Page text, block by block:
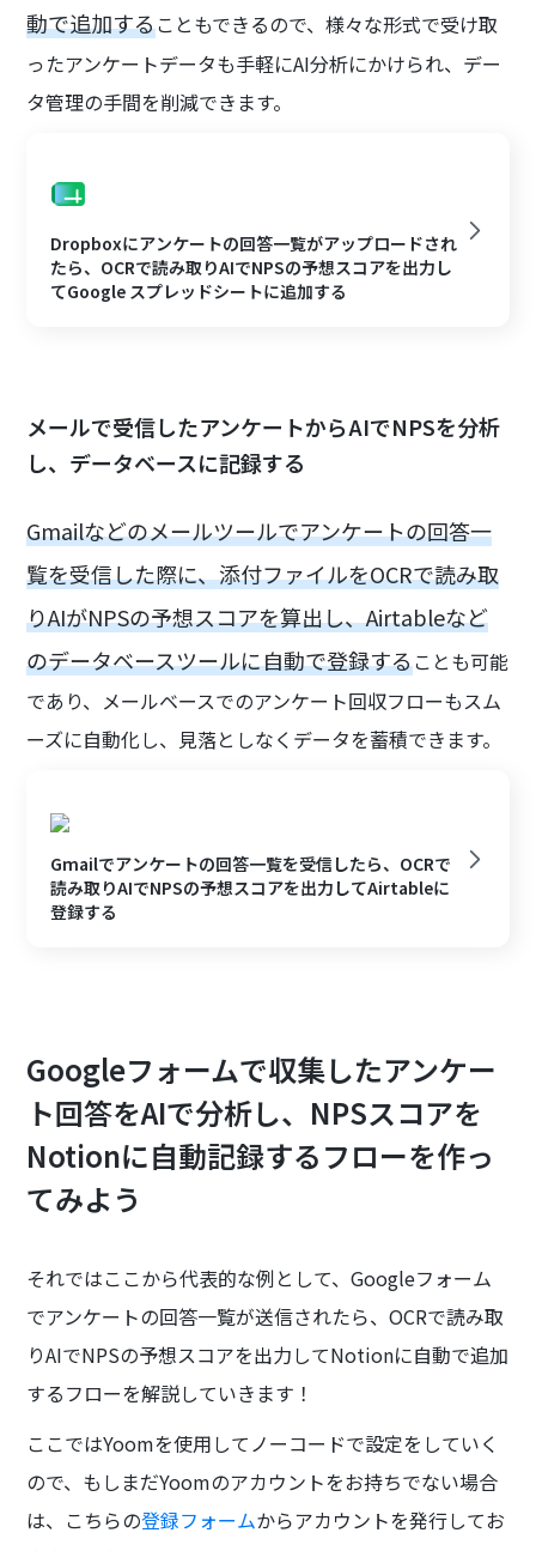
動で追加することもできるので、様々な形式で受け取
ったアンケートデータも手軽にAI分析にかけられ、デー
タ管理の手間を削減できます。
Dropboxにアンケートの回答一覧がアップロードされ
たら、OCRで読み取りAIでNPSの予想スコアを出力し
てGoogle スプレッドシートに追加する
メールで受信したアンケートからAIでNPSを分析
し、データベースに記録する
Gmailなどのメールツールでアンケートの回答一
覧を受信した際に、添付ファイルをOCRで読み取
りAIがNPSの予想スコアを算出し、Airtableなど
のデータベースツールに自動で登録することも可能
であり、メールベースでのアンケート回収フローもスム
ーズに自動化し、見落としなくデータを蓄積できます。
Gmailでアンケートの回答一覧を受信したら、OCRで
読み取りAIでNPSの予想スコアを出力してAirtableに
登録する
Googleフォームで収集したアンケー
ト回答をAIで分析し、NPSスコアを
Notionに自動記録するフローを作っ
てみよう
それではここから代表的な例として、Googleフォーム
でアンケートの回答一覧が送信されたら、OCRで読み取
りAIでNPSの予想スコアを出力してNotionに自動で追加
するフローを解説していきます！
ここではYoomを使用してノーコードで設定をしていく
ので、もしまだYoomのアカウントをお持ちでない場合
は、こちらの登録フォームからアカウントを発行してお